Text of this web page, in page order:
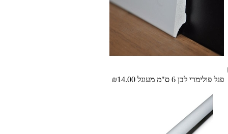
פנל פולימרי לבן 6 ס"מ מעוגל ₪14.00